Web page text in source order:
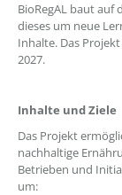
BioRegAL baut auf
dieses um neue
Inhalte. Das
2027.
Inhalte und Ziele
Das Projekt
nachhaltige
Betrieben und
um: